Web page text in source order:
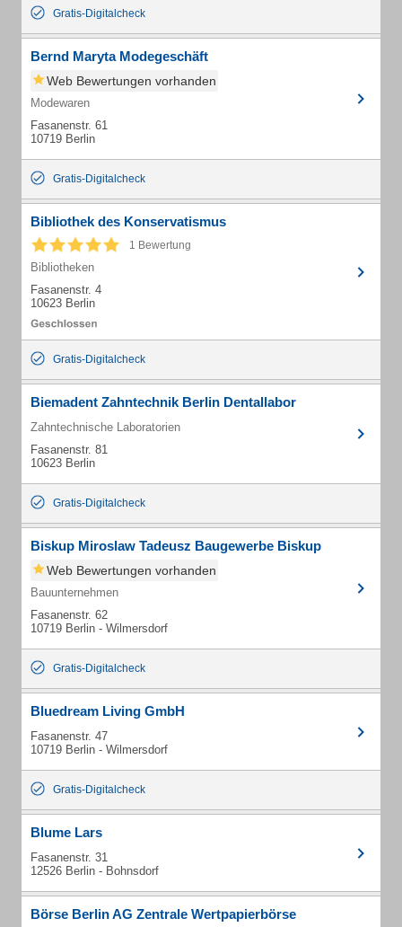
Gratis-Digitalcheck
Bernd Maryta Modegeschäft
Web Bewertungen vorhanden
Modewaren
Fasanenstr. 61
10719 Berlin
Gratis-Digitalcheck
Bibliothek des Konservatismus
1 Bewertung
Bibliotheken
Fasanenstr. 4
10623 Berlin
Gratis-Digitalcheck
Biemadent Zahntechnik Berlin Dentallabor
Zahntechnische Laboratorien
Fasanenstr. 81
10623 Berlin
Gratis-Digitalcheck
Biskup Miroslaw Tadeusz Baugewerbe Biskup
Web Bewertungen vorhanden
Bauunternehmen
Fasanenstr. 62
10719 Berlin - Wilmersdorf
Gratis-Digitalcheck
Bluedream Living GmbH
Fasanenstr. 47
10719 Berlin - Wilmersdorf
Gratis-Digitalcheck
Blume Lars
Fasanenstr. 31
12526 Berlin - Bohnsdorf
Börse Berlin AG Zentrale Wertpapierbörse